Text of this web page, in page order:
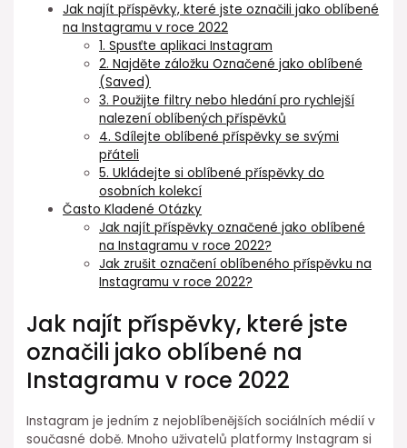
Jak najít příspěvky, které jste označili jako oblíbené
na Instagramu v roce 2022
1. Spusťte aplikaci Instagram
2. Najděte záložku Označené jako oblíbené
(Saved)
3. Použijte filtry nebo hledání pro rychlejší
nalezení oblíbených příspěvků
4. Sdílejte oblíbené příspěvky se svými
přáteli
5. Ukládejte si oblíbené příspěvky do
osobních kolekcí
Často Kladené Otázky
Jak najít příspěvky označené jako oblíbené
na Instagramu v roce 2022?
Jak zrušit označení oblíbeného příspěvku na
Instagramu v roce 2022?
Jak najít příspěvky, které jste
označili jako oblíbené na
Instagramu v roce 2022
Instagram je jedním z nejoblíbenějších sociálních médií v
současné době. Mnoho uživatelů platformy Instagram si